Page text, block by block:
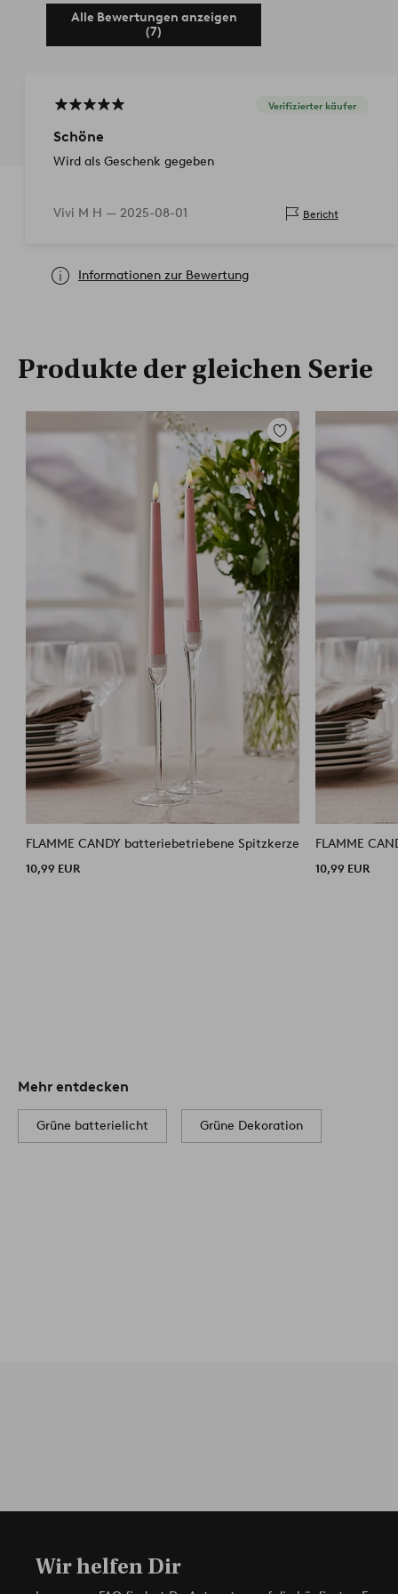
Alle Bewertungen anzeigen
(7)
Verifizierter käufer
Schöne
Wird als Geschenk gegeben
Vivi M H — 2025-08-01 Bericht
Informationen zur Bewertung
Produkte der gleichen Serie
Zu
Favoriten
hinzufügen
FLAMME CANDY batteriebetriebene Spitzkerze
10,99 EUR
FLAMME
10,99 EUR
Mehr entdecken
Grüne batterielicht Grüne Dekoration
Wir helfen Dir